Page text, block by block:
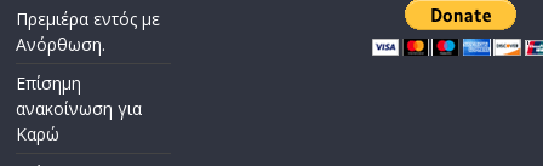
Πρεμιέρα εντός με
Ανόρθωση.
Επίσημη
ανακοίνωση για
Καρώ